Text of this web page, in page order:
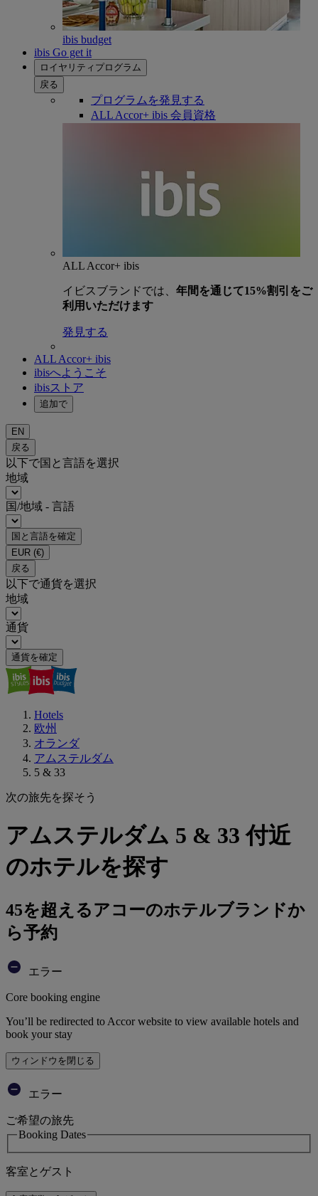
ibis budget
ibis Go get it
ロイヤリティプログラム
戻る
プログラムを発見する
ALL Accor+ ibis 会員資格
ALL Accor+ ibis
イビスブランドでは、 年間を通じて15%割引をご
利用いただけます
発見する
ALL Accor+ ibis
ibisへようこそ
ibisストア
追加で
EN
戻る
以下で国と言語を選択
地域
国/地域 - 言語
国と言語を確定
EUR (€)
戻る
以下で通貨を選択
地域
通貨
通貨を確定
Hotels
欧州
オランダ
アムステルダム
5 & 33
次の旅先を探そう
アムステルダム 5 & 33 付近
のホテルを探す
45を超えるアコーのホテルブランドか
ら予約
エラー
Core booking engine
You’ll be redirected to Accor website to view available hotels and
book your stay
ウィンドウを閉じる
エラー
ご希望の旅先
Booking Dates
客室とゲスト